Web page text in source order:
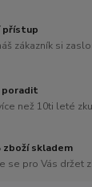
přístup
zákazník si
poradit
než 10ti leté
zboží skladem
se pro Vás držet